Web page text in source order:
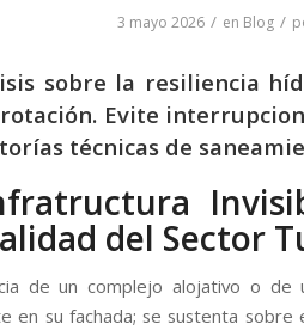
3 mayo 2026 / en Blog /
sobre la resiliencia
Evite
técnicas de
del Sector
de un complejo alojativo o
en su fachada; se sustenta